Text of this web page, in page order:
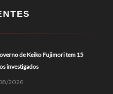
de Keiko Fujimori tem 15
investigados
2026